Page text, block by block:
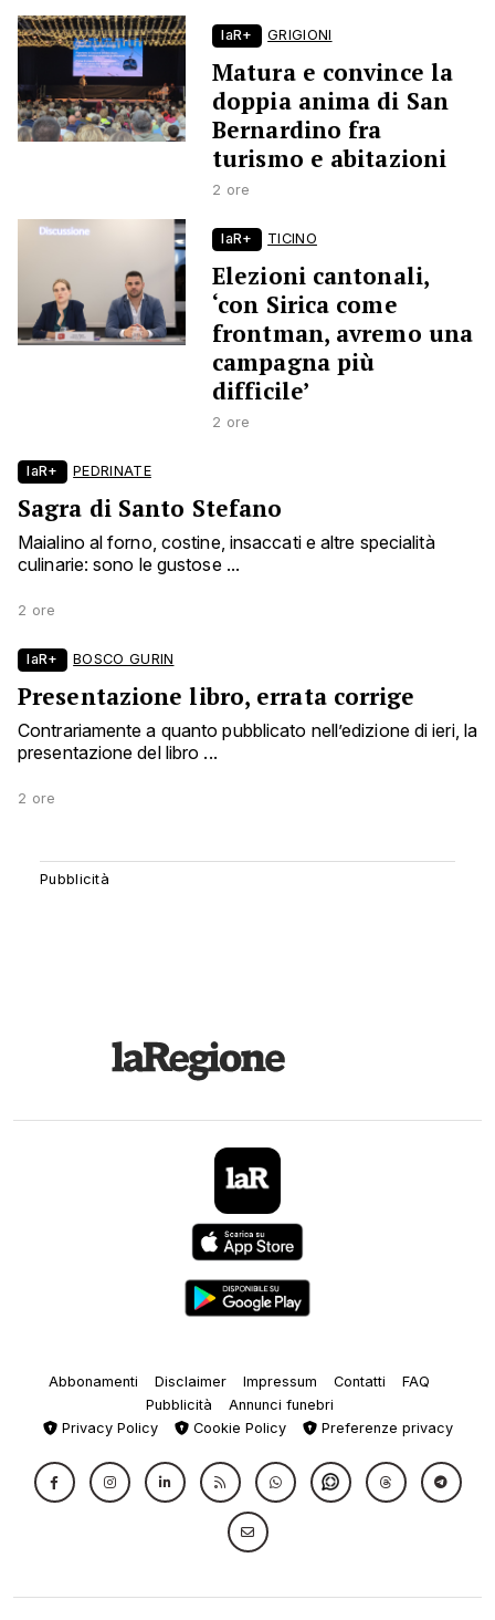
laR+ GRIGIONI
Matura e convince la
doppia anima di San
Bernardino fra
turismo e abitazioni
2 ore
laR+ TICINO
Elezioni cantonali,
‘con Sirica come
frontman, avremo una
campagna più
difficile’
2 ore
laR+ PEDRINATE
Sagra di Santo Stefano
Maialino al forno, costine, insaccati e altre specialità
culinarie: sono le gustose ...
2 ore
laR+ BOSCO GURIN
Presentazione libro, errata corrige
Contrariamente a quanto pubblicato nell’edizione di ieri, la
presentazione del libro ...
2 ore
Abbonamenti Disclaimer Impressum Contatti
FAQ
Pubblicità
Annunci funebri
Privacy Policy
Cookie Policy Preferenze privacy